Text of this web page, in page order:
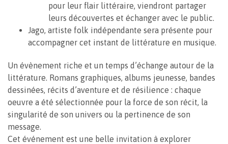
pour leur flair littéraire, viendront partager
leurs découvertes et échanger avec le public.
Jago, artiste folk indépendante sera présente pour
accompagner cet instant de littérature en musique.
Un évènement riche et un temps d’échange autour de la
littérature. Romans graphiques, albums jeunesse, bandes
dessinées, récits d’aventure et de résilience : chaque
oeuvre a été sélectionnée pour la force de son récit, la
singularité de son univers ou la pertinence de son
message.
Cet événement est une belle invitation à explorer